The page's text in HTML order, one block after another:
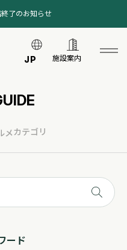
了のお知らせ
JP 施設案内
メカテゴリ
ード